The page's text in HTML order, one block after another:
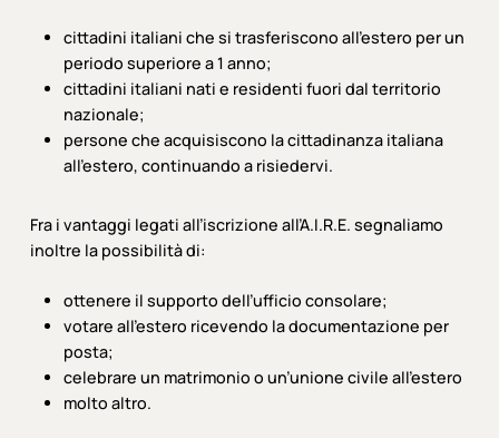
cittadini italiani che si trasferiscono all’estero per un
periodo superiore a 1 anno;
cittadini italiani nati e residenti fuori dal territorio
nazionale;
persone che acquisiscono la cittadinanza italiana
all’estero, continuando a risiedervi.
Fra i vantaggi legati all’iscrizione all’A.I.R.E. segnaliamo
inoltre la possibilità di:
ottenere il supporto dell’ufficio consolare;
votare all’estero ricevendo la documentazione per
posta;
celebrare un matrimonio o un’unione civile all’estero
molto altro.